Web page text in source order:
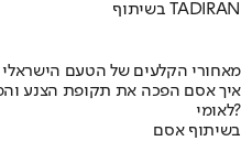
בשיתוף TADIRAN
מאחורי הקלעים של הטעם הישראלי
לאומי?
בשיתוף אסם